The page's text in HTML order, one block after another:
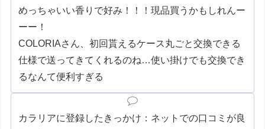
めっちゃいい香りで好み！！！現品買うかもしれんー
ーー！
COLORIAさん、初回貰えるケース丸ごと交換できる
仕様で送ってきてくれるのね…使い掛けでも交換でき
るなんて便利すぎる
カラリアに登録したきっかけ：ネットでの口コミが良